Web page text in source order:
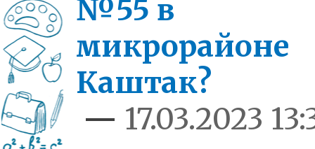
№55 в
микрорайоне
Каштак?
— 17.03.2023